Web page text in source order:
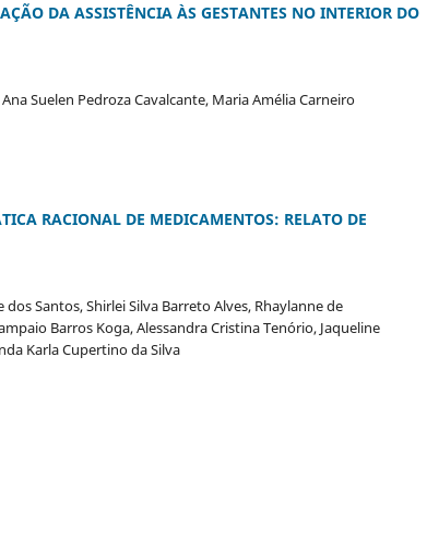
DA ASSISTÊNCIA ÀS GESTANTES NO INTERIOR DO
Suelen Pedroza Cavalcante, Maria Amélia Carneiro
RACIONAL DE MEDICAMENTOS: RELATO DE
Santos, Shirlei Silva Barreto Alves, Rhaylanne de
Barros Koga, Alessandra Cristina Tenório, Jaqueline
Karla Cupertino da Silva